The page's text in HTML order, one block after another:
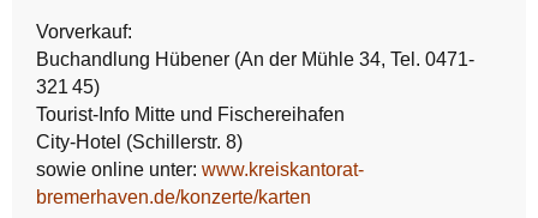
Vorverkauf:
Buchandlung Hübener (An der Mühle 34, Tel. 0471-
321 45)
Tourist-Info Mitte und Fischereihafen
City-Hotel (Schillerstr. 8)
sowie online unter: www.kreiskantorat-
bremerhaven.de/konzerte/karten